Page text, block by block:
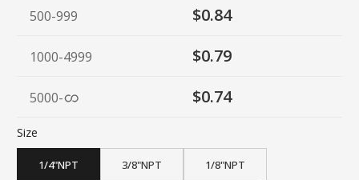
500-999 $0.84
1000-4999 $0.79
5000- $0.74
Size
1/4"NPT 3/8"NPT 1/8"NPT